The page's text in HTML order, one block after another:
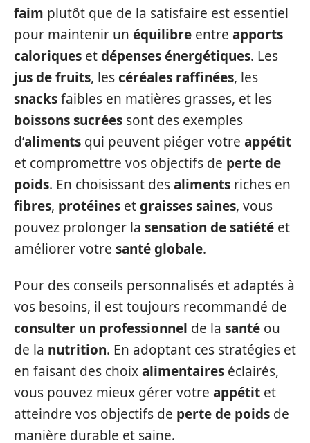
faim plutôt que de la satisfaire est essentiel
pour maintenir un équilibre entre apports
caloriques etdépenses énergétiques. Les
jus de fruits, lescéréales raffinées, les
snacksfaibles en matières grasses, et les
boissons sucrées sont des exemples
d’aliments qui peuvent piéger votre appétit
et compromettre vos objectifs de perte de
poids. En choisissant desaliments riches en
fibres, protéines etgraisses saines, vous
pouvez prolonger la sensation de satiété et
améliorer votre santé globale.
Pour des conseils personnalisés et adaptés à
vos besoins, il est toujours recommandé de
consulter un professionnel de la santé ou
de la nutrition. En adoptant ces stratégies et
en faisant des choixalimentaires éclairés,
vous pouvez mieux gérer votre appétit et
atteindre vos objectifs de perte de poids de
manière durable et saine.